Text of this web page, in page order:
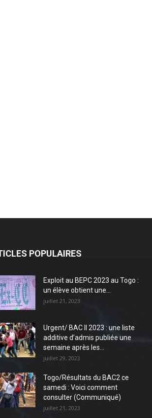
POPULAIRES
Exploit au BEPC 2023 au Togo :
un élève obtient une...
juillet 21, 2023
Urgent/ BAC II 2023 : une liste
additive d’admis publiée une
semaine après les...
juillet 29, 2023
Togo/Résultats du BAC2 ce
samedi : Voici comment
consulter (Communiqué)
juillet 21, 2023